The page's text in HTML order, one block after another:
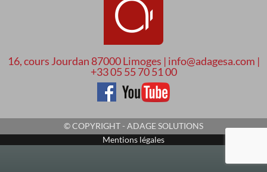
16, cours Jourdan 87000 Limoges | info@adagesa.com |
+33 05 55 70 51 00
© COPYRIGHT - ADAGE SOLUTIONS
Mentions légales